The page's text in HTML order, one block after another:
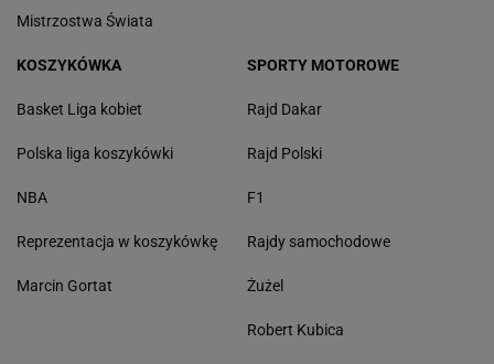
Mistrzostwa Świata
KOSZYKÓWKA
Basket Liga kobiet
Polska liga koszykówki
NBA
Reprezentacja w koszykówkę
Marcin Gortat
SPORTY MOTOROWE
Rajd Dakar
Rajd Polski
F1
Rajdy samochodowe
Żużel
Robert Kubica